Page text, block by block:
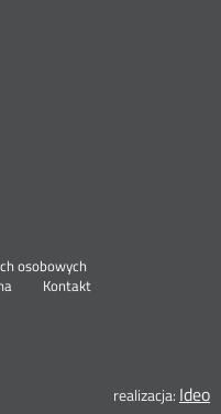
osobowych
Kontakt
realizacja: Ideo